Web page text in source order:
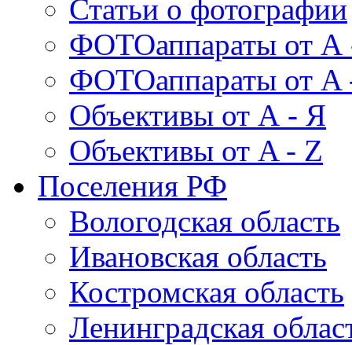
Статьи о фотографии
ФОТОаппараты от А
ФОТОаппараты от A
Объективы от А - Я
Объективы от A - Z
Поселения РФ
Вологодская область
Ивановская область
Костромская область
Ленинградская